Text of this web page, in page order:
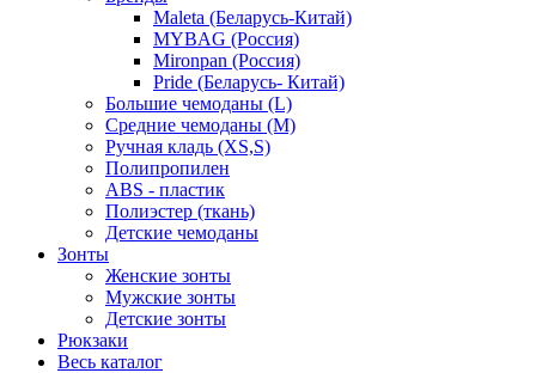
Maleta (Беларусь-Китай)
MYBAG (Россия)
Mironpan (Россия)
Pride (Беларусь- Китай)
Большие чемоданы (L)
Средние чемоданы (M)
Ручная кладь (XS,S)
Полипропилен
ABS - пластик
Полиэстер (ткань)
Детские чемоданы
Зонты
Женские зонты
Мужские зонты
Детские зонты
Рюкзаки
Весь каталог